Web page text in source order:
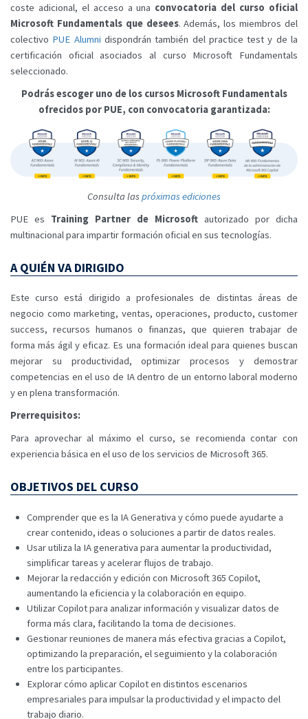
coste adicional, el acceso a una convocatoria del curso oficial
Microsoft Fundamentals que desees. Además, los miembros del
colectivo PUE Alumni dispondrán también del practice test y de la
certificación oficial asociados al curso Microsoft Fundamentals
seleccionado.
Podrás escoger uno de los cursos Microsoft Fundamentals
ofrecidos por PUE, con convocatoria garantizada:
Consulta laspróximas ediciones
PUE es Training Partner de Microsoft autorizado por dicha
multinacional para impartir formación oficial en sus tecnologías.
A QUIÉN VA DIRIGIDO
Este curso está dirigido a profesionales de distintas áreas de
negocio como marketing, ventas, operaciones, producto, customer
success, recursos humanos o finanzas, que quieren trabajar de
forma más ágil y eficaz. Es una formación ideal para quienes buscan
mejorar su productividad, optimizar procesos y demostrar
competencias en el uso de IA dentro de un entorno laboral moderno
y en plena transformación.
Prerrequisitos:
Para aprovechar al máximo el curso, se recomienda contar con
experiencia básica en el uso de los servicios de Microsoft 365.
OBJETIVOS DEL CURSO
Comprender que es la IA Generativa y cómo puede ayudarte a
crear contenido, ideas o soluciones a partir de datos reales.
Usar utiliza la IA generativa para aumentar la productividad,
simplificar tareas y acelerar flujos de trabajo.
Mejorar la redacción y edición con Microsoft 365 Copilot,
aumentando la eficiencia y la colaboración en equipo.
Utilizar Copilot para analizar información y visualizar datos de
forma más clara, facilitando la toma de decisiones.
Gestionar reuniones de manera más efectiva gracias a Copilot,
optimizando la preparación, el seguimiento y la colaboración
entre los participantes.
Explorar cómo aplicar Copilot en distintos escenarios
empresariales para impulsar la productividad y el impacto del
trabajo diario.